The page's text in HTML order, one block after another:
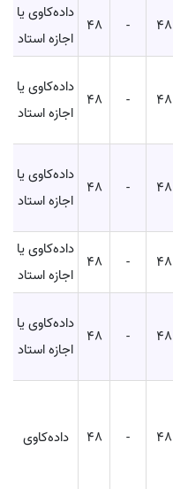
48
-
48
داده‌کاوی یا
اجازه استاد
48
-
48
داده‌کاوی یا
اجازه استاد
48
-
48
داده‌کاوی یا
اجازه استاد
48
-
48
داده‌کاوی یا
اجازه استاد
48
-
48
داده‌کاوی یا
اجازه استاد
48
-
48 داده‌کاوی